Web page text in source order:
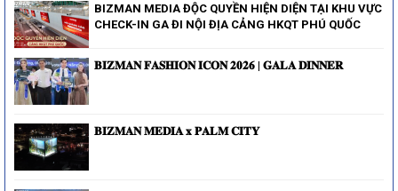
BIZMAN MEDIA ĐỘC QUYỀN HIỆN DIỆN TẠI KHU VỰC
CHECK-IN GA ĐI NỘI ĐỊA CẢNG HKQT PHÚ QUỐC
𝐁𝐈𝐙𝐌𝐀𝐍 𝐅𝐀𝐒𝐇𝐈𝐎𝐍 𝐈𝐂𝐎𝐍 𝟐𝟎𝟐𝟔 | 𝐆𝐀𝐋𝐀 𝐃𝐈𝐍𝐍𝐄𝐑
𝐁𝐈𝐙𝐌𝐀𝐍 𝐌𝐄𝐃𝐈𝐀 𝐱 𝐏𝐀𝐋𝐌 𝐂𝐈𝐓𝐘